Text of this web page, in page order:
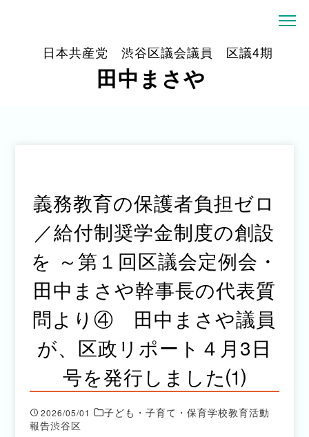
日本共産党 渋谷区議会議員 区議4期
田中まさや
義務教育の保護者負担ゼロ
／給付制奨学金制度の創設
を ～第１回区議会定例会・
田中まさや幹事長の代表質
問より④ 田中まさや議員
が、区政リポート４月3日
号を発行しました⑴
2026/05/01
子ども・子育て・保育学校教育活動
報告渋谷区